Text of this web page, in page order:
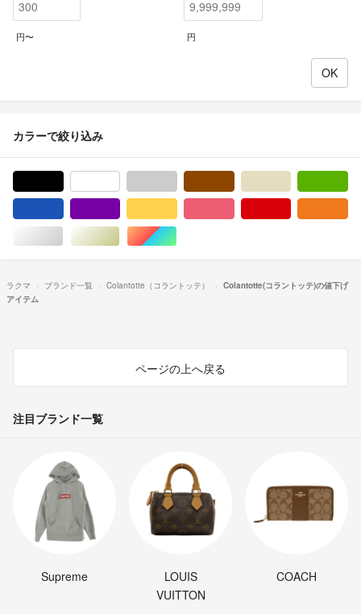
円〜 円
カラーで絞り込み
シルバー/銀色系ゴールド/金色系マルチカラー
ラクマ ブランド一覧 Colantotte（コラントッテ）
Colantotte(コラントッテ)の値下げ
アイテム
ページの上へ戻る
注目ブランド一覧
Supreme
LOUIS
VUITTON
COACH